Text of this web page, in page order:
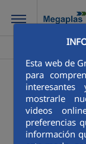
Saltar al
Esta web de
para
mostrarle
videos
preferencias
información